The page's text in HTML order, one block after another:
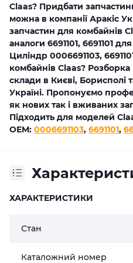
Claas? Придбати
можна в компанії Аракіс
запчастин для комбайнів
аналоги 6691101, 6691101
Циліндр 0006691103,
комбайнів Claas?
склади в Києві, Борисполі
Україні. Пропонуємо
як нових так і вживаних
Підходить для моделей
OEM: 0006691103, 6691101,
ХАРАКТЕРИСТИКИ
Стан
Каталожний номер